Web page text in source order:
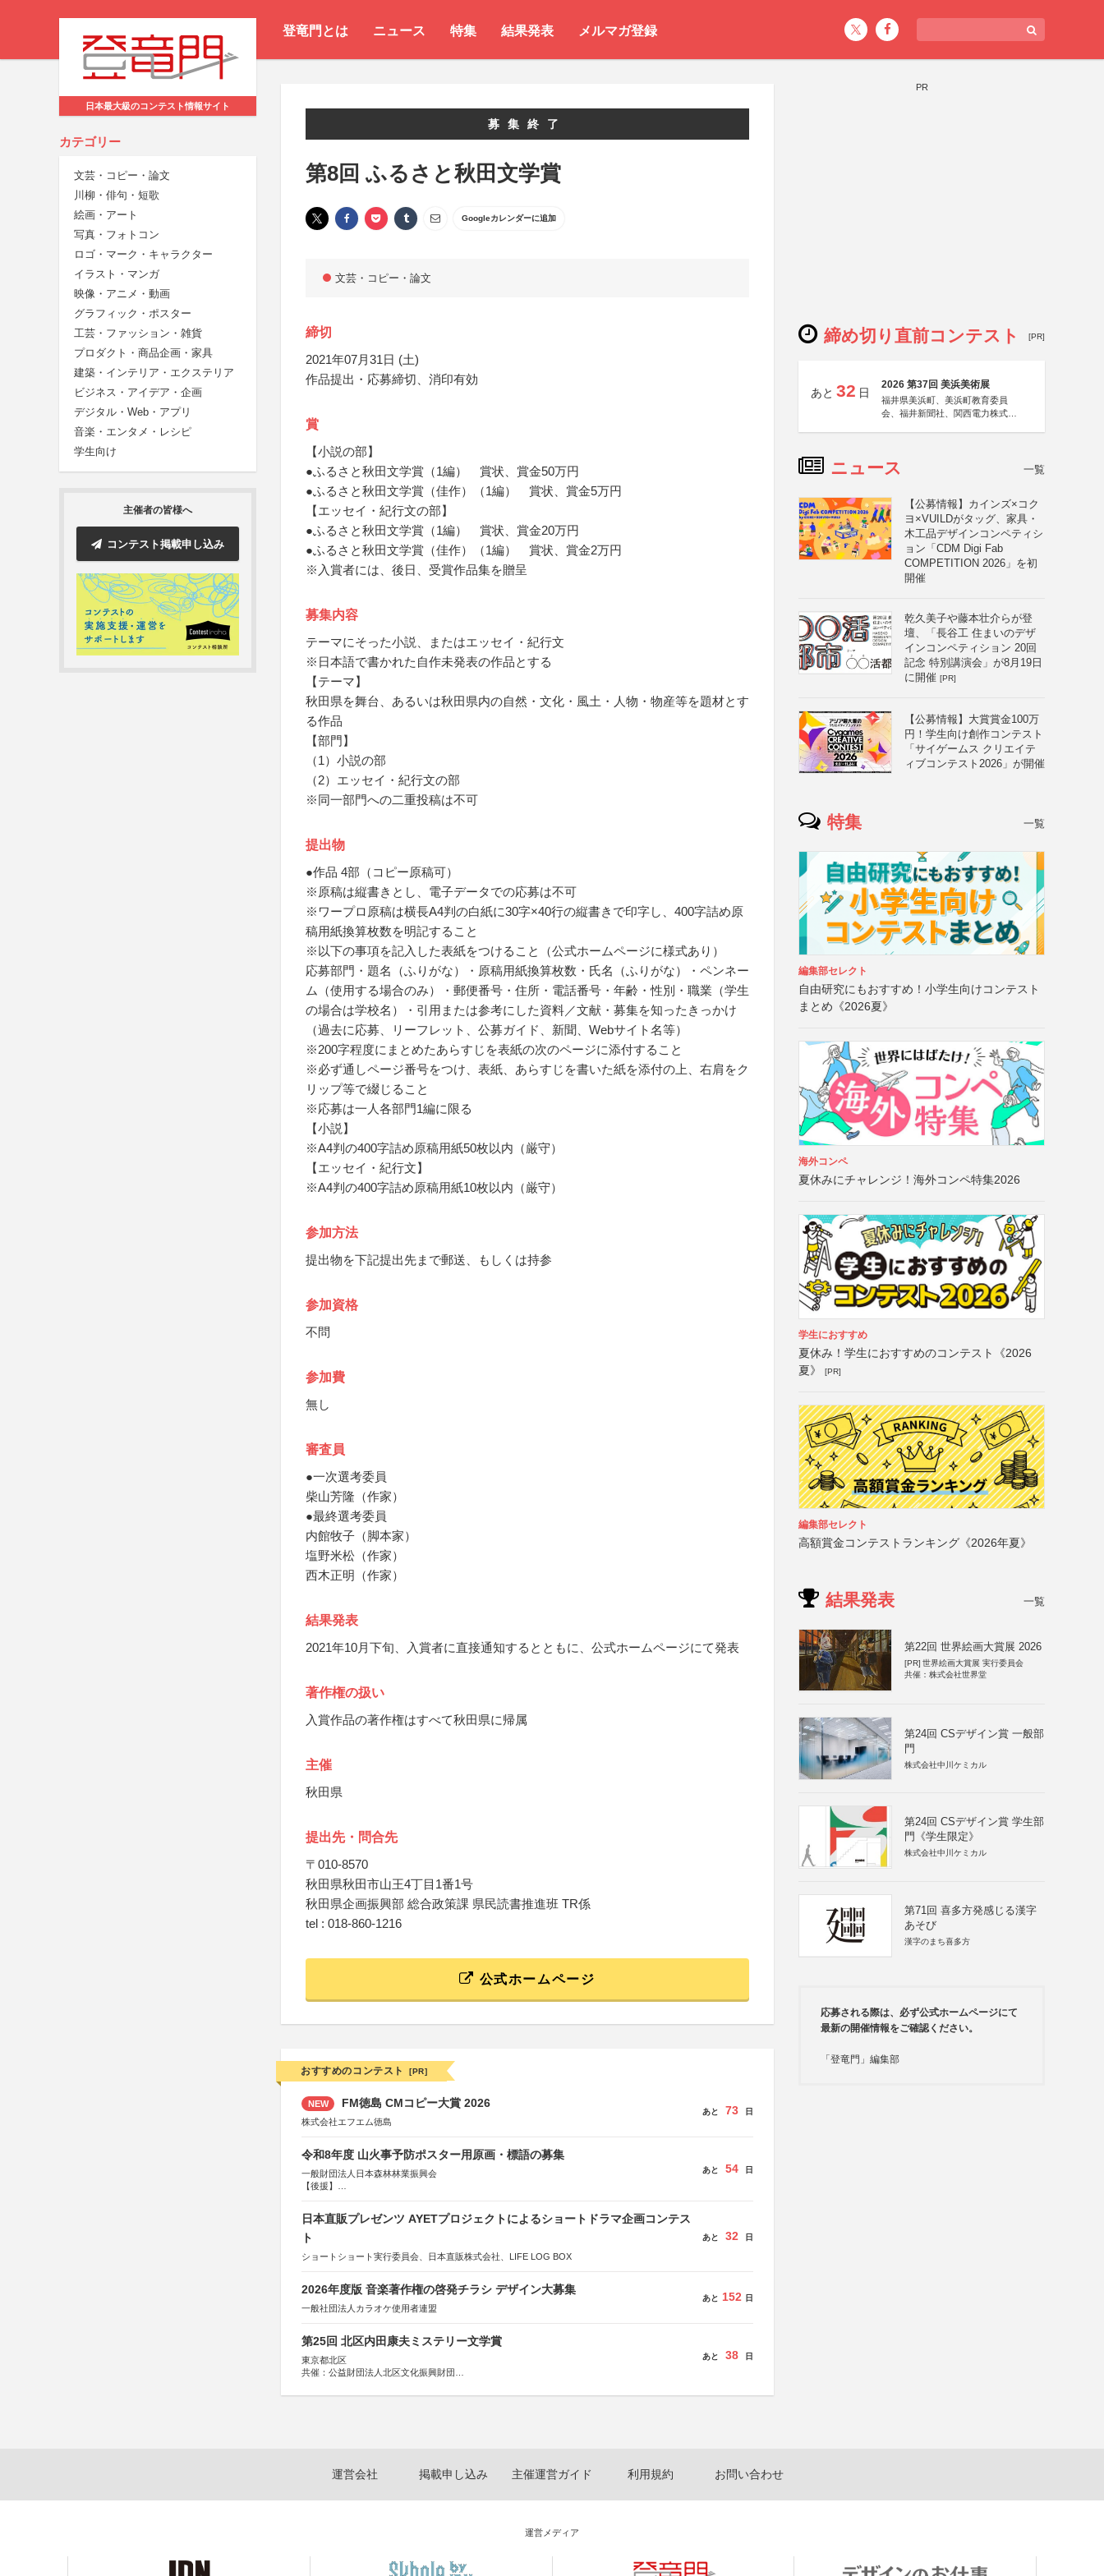
登竜門とは ニュース 特集 結果発表 メルマガ登録
日本最大級のコンテスト情報サイト
カテゴリー
文芸・コピー・論文
川柳・俳句・短歌
絵画・アート
写真・フォトコン
ロゴ・マーク・キャラクター
イラスト・マンガ
映像・アニメ・動画
グラフィック・ポスター
工芸・ファッション・雑貨
プロダクト・商品企画・家具
建築・インテリア・エクステリア
ビジネス・アイデア・企画
デジタル・Web・アプリ
音楽・エンタメ・レシピ
学生向け
主催者の皆様へ
コンテスト掲載申し込み
募集終了
第8回 ふるさと秋田文学賞
Googleカレンダーに追加
文芸・コピー・論文
締切
2021年07月31日 (土)
作品提出・応募締切、消印有効
賞
【小説の部】
●ふるさと秋田文学賞（1編） 賞状、賞金50万円
●ふるさと秋田文学賞（佳作）（1編） 賞状、賞金5万円
【エッセイ・紀行文の部】
●ふるさと秋田文学賞（1編） 賞状、賞金20万円
●ふるさと秋田文学賞（佳作）（1編） 賞状、賞金2万円
※入賞者には、後日、受賞作品集を贈呈
募集内容
テーマにそった小説、またはエッセイ・紀行文
※日本語で書かれた自作未発表の作品とする
【テーマ】
秋田県を舞台、あるいは秋田県内の自然・文化・風土・人物・物産等を題材とす
る作品
【部門】
（1）小説の部
（2）エッセイ・紀行文の部
※同一部門への二重投稿は不可
提出物
●作品 4部（コピー原稿可）
※原稿は縦書きとし、電子データでの応募は不可
※ワープロ原稿は横長A4判の白紙に30字×40行の縦書きで印字し、400字詰め原
稿用紙換算枚数を明記すること
※以下の事項を記入した表紙をつけること（公式ホームページに様式あり）
応募部門・題名（ふりがな）・原稿用紙換算枚数・氏名（ふりがな）・ペンネー
ム（使用する場合のみ）・郵便番号・住所・電話番号・年齢・性別・職業（学生
の場合は学校名）・引用または参考にした資料／文献・募集を知ったきっかけ
（過去に応募、リーフレット、公募ガイド、新聞、Webサイト名等）
※200字程度にまとめたあらすじを表紙の次のページに添付すること
※必ず通しページ番号をつけ、表紙、あらすじを書いた紙を添付の上、右肩をク
リップ等で綴じること
※応募は一人各部門1編に限る
【小説】
※A4判の400字詰め原稿用紙50枚以内（厳守）
【エッセイ・紀行文】
※A4判の400字詰め原稿用紙10枚以内（厳守）
参加方法
提出物を下記提出先まで郵送、もしくは持参
参加資格
不問
参加費
無し
審査員
●一次選考委員
柴山芳隆（作家）
●最終選考委員
内館牧子（脚本家）
塩野米松（作家）
西木正明（作家）
結果発表
2021年10月下旬、入賞者に直接通知するとともに、公式ホームページにて発表
著作権の扱い
入賞作品の著作権はすべて秋田県に帰属
主催
秋田県
提出先・問合先
〒010-8570
秋田県秋田市山王4丁目1番1号
秋田県企画振興部 総合政策課 県民読書推進班 TR係
tel : 018-860-1216
公式ホームページ
おすすめのコンテスト [PR]
NEW FM徳島 CMコピー大賞 2026
株式会社エフエム徳島
あと 73 日
令和8年度 山火事予防ポスター用原画・標語の募集
一般財団法人日本森林林業振興会
【後援】
あと 54 日
日本直販プレゼンツ AYETプロジェクトによるショートドラマ企画コンテス
ト
ショートショート実行委員会、日本直販株式会社、LIFE LOG BOX
あと 32 日
2026年度版 音楽著作権の啓発チラシ デザイン大募集
一般社団法人カラオケ使用者連盟
あと 152 日
第25回 北区内田康夫ミステリー文学賞
東京都北区
共催：公益財団法人北区文化振興財団
協賛：株式会社実業之日本社
あと 38 日
PR
締め切り直前コンテスト [PR]
あと 32 日
2026 第37回 美浜美術展
福井県美浜町、美浜町教育委員
会、福井新聞社、関西電力株式会
ニュース 一覧
【公募情報】カインズ×コク
ヨ×VUILDがタッグ、家具・
木工品デザインコンペティシ
ョン「CDM Digi Fab
COMPETITION 2026」を初
開催
乾久美子や藤本壮介らが登
壇、「長谷工 住まいのデザ
インコンペティション 20回
記念 特別講演会」が8月19日
に開催 [PR]
【公募情報】大賞賞金100万
円！学生向け創作コンテスト
「サイゲームス クリエイテ
ィブコンテスト2026」が開催
特集 一覧
編集部セレクト
自由研究にもおすすめ！小学生向けコンテスト
まとめ《2026夏》
海外コンペ
夏休みにチャレンジ！海外コンペ特集2026
学生におすすめ
夏休み！学生におすすめのコンテスト《2026
夏》
[PR]
編集部セレクト
高額賞金コンテストランキング《2026年夏》
結果発表 一覧
第22回 世界絵画大賞展 2026
[PR] 世界絵画大賞展 実行委員会
共催：株式会社世界堂
第24回 CSデザイン賞 一般部
門
株式会社中川ケミカル
第24回 CSデザイン賞 学生部
門《学生限定》
株式会社中川ケミカル
第71回 喜多方発感じる漢字
あそび
漢字のまち喜多方
応募される際は、必ず公式ホームページにて
最新の開催情報をご確認ください。
「登竜門」編集部
運営会社 掲載申し込み 主催運営ガイド 利用規約 お問い合わせ
運営メディア